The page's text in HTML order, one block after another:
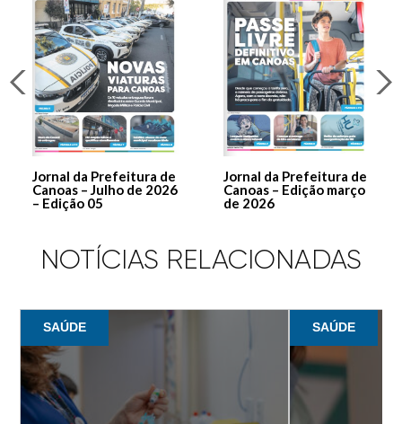
Jornal da Prefeitura de
Canoas – Julho de 2026
– Edição 05
Jornal da Prefeitura de
Canoas – Edição março
de 2026
NOTÍCIAS RELACIONADAS
SAÚDE SAÚDE